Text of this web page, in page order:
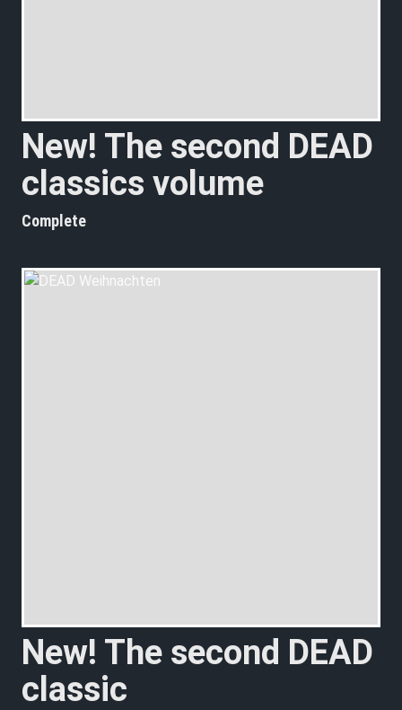
New! The second DEAD
c assics vo ume
Complete
New! The second DEAD
c assic